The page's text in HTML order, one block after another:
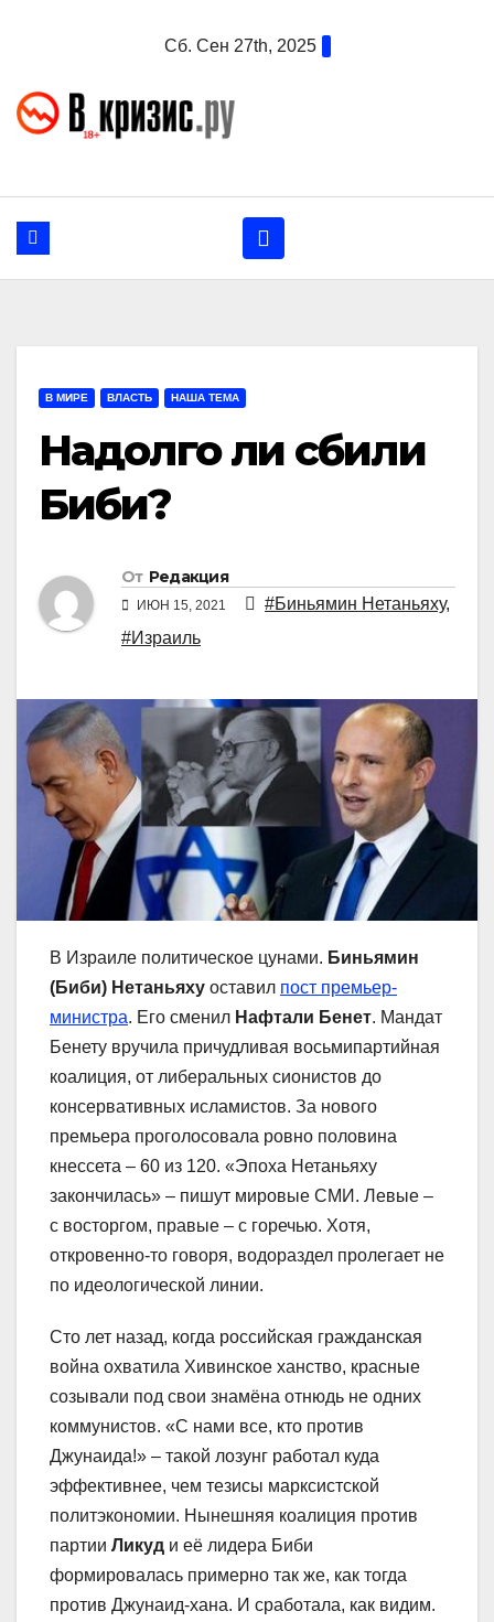
Сб. Сен 27th, 2025
В МИРЕ ВЛАСТЬ НАША ТЕМА
Надолго ли сбили
Биби?
От Редакция
ИЮН 15, 2021 #Биньямин Нетаньяху,
#Израиль
В Израиле политическое цунами. Биньямин
(Биби) Нетаньяху оставил пост премьер-
министра. Его сменил Нафтали Бенет. Мандат
Бенету вручила причудливая восьмипартийная
коалиция, от либеральных сионистов до
консервативных исламистов. За нового
премьера проголосовала ровно половина
кнессета – 60 из 120. «Эпоха Нетаньяху
закончилась» – пишут мировые СМИ. Левые –
с восторгом, правые – с горечью. Хотя,
откровенно-то говоря, водораздел пролегает не
по идеологической линии.
Сто лет назад, когда российская гражданская
война охватила Хивинское ханство, красные
созывали под свои знамёна отнюдь не одних
коммунистов. «С нами все, кто против
Джунаида!» – такой лозунг работал куда
эффективнее, чем тезисы марксистской
политэкономии. Нынешняя коалиция против
партии Ликуд и её лидера Биби
формировалась примерно так же, как тогда
против Джунаид-хана. И сработала, как видим.